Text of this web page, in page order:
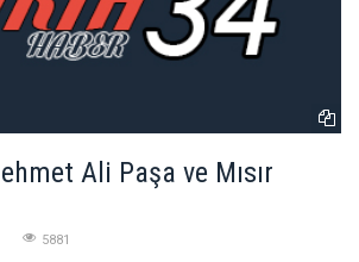
Ali Paşa ve Mısır
5881